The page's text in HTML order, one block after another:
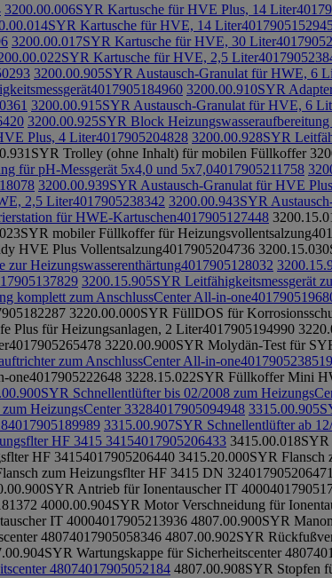
3200.00.006SYR Kartusche für HVE Plus, 14 Liter
SYR Kartusche für HVE, 14 Liter
3200.00.017SYR Kartusche für HVE, 30 Liter
SYR Kartusche für HVE, 2,5 Liter
3200.00.905SYR Austausch-Granulat für HWE, 6
4017905184960 3200.00.910SYR
3200.00.915SYR Austausch-Granulat für HVE, 6
3200.00.925SYR Block
Plus, 4 Liter4017905204828 3200.00.928SYR
SYR Trolley (ohne Inhalt) für mobilen Füllkoffer
für pH-Messgerät 5x4,0 und 5x7,04017905211758
3200.00.939SYR Austausch-Granulat für HVE
2,5 Liter4017905238342 3200.00.943SYR
für HWE-Kartuschen4017905127448
SYR mobiler Füllkoffer für Heizungsvollentsalzung
HVE Plus Vollentsalzung4017905204736 3200.15.030
zur Heizungswasserenthärtung4017905128032
3200.15.905SYR Leitfähigkeitsmessgerät
komplett zum AnschlussCenter All-in-one
3220.00.000SYR FüllDOS für
Plus für Heizungsanlagen, 2 Liter4017905194990
4017905265478 3220.00.900SYR Molydän-Test für
zum AnschlussCenter All-in-one4017905238519
one4017905222648 3228.15.022SYR Füllkoffer Mini
SYR Schnellentlüfter bis 02/2008 zum
HeizungsCenter 33284017905094948 3315.00.905
4017905189989 3315.00.907SYR Schnellentlüfter ab
HF 3415 34154017905206433 3415.00.018SYR
HF 34154017905206440 3415.20.000SYR Flansch
zum Heizungsflter HF 3415 DN 324017905206471
SYR Antrieb für Ionentauscher IT 4000
4000.00.904SYR Motor Verschneidung für
IT 40004017905213936 4807.00.900SYR
48074017905058346 4807.00.902SYR
SYR Wartungskappe für Sicherheitscenter 4807
48074017905052184 4807.00.908SYR Stopfen